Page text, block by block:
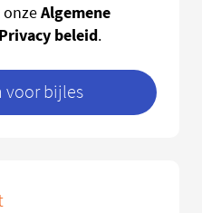
Algemene
Privacy beleid.
voor bijles